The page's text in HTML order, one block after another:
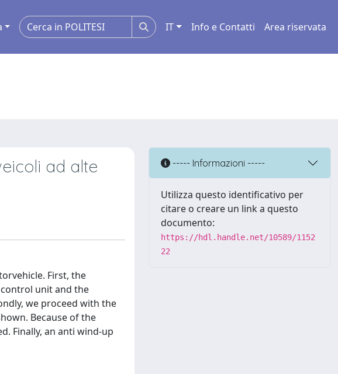
IT Info e Contatti Area riservata
ad alte
First, the
unit and the
we proceed with the
Because of the
Finally, an anti wind-up
----- Informazioni -----
Utilizza questo identificativo per
citare o creare un link a questo
documento:
https://hdl.handle.net/10589/1152
22